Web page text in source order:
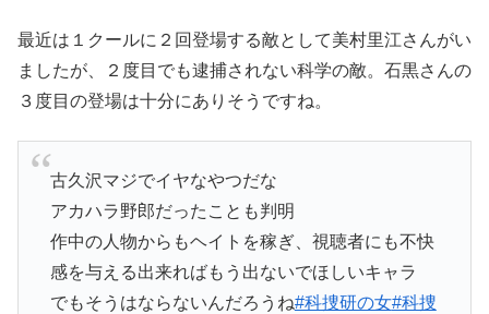
最近は１クールに２回登場する敵として美村里江さんがい
ましたが、２度目でも逮捕されない科学の敵。石黒さんの
３度目の登場は十分にありそうですね。
古久沢マジでイヤなやつだな
アカハラ野郎だったことも判明
作中の人物からもヘイトを稼ぎ、視聴者にも不快
感を与える出来ればもう出ないでほしいキャラ
でもそうはならないんだろうね#科捜研の女#科捜